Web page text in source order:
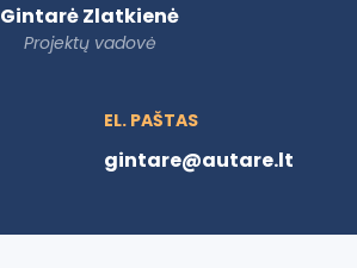
Gintarė Zlatkienė
Projektų vadovė
EL. PAŠTAS
gintare@autare.lt